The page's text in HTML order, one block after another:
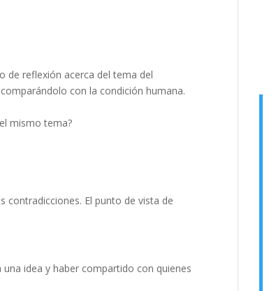
de reflexión acerca del tema del
con la condición humana.
mismo tema?
contradicciones. El punto de vista de
idea y haber compartido con quienes